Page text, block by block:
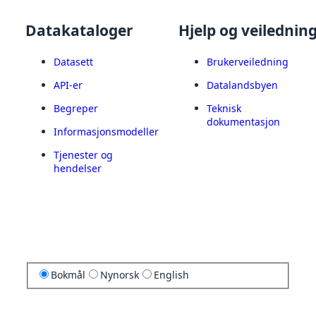
Datakataloger
Datasett
API-er
Begreper
Informasjonsmodeller
Tjenester og
hendelser
Hjelp og
Brukerveiledning
Datalandsbyen
Teknisk
dokumentasjon
Bokmål Nynorsk English